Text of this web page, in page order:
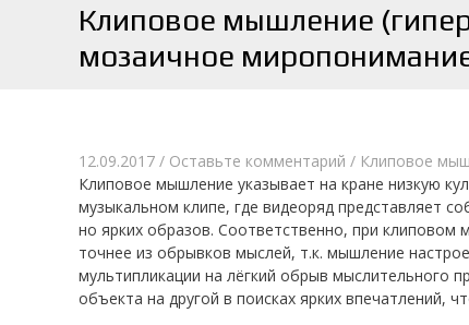
Клиповое мышление
мозаичное
12.09.2017 / Оставьте комментарий / Клиповое
Клиповое мышление указывает на кране низкую
музыкальном клипе, где видеоряд представляет
но ярких образов. Соответственно, при
точнее из обрывков мыслей, т.к. мышление
мультипликации на лёгкий обрыв мыслительного
объекта на другой в поисках ярких впечатлений,